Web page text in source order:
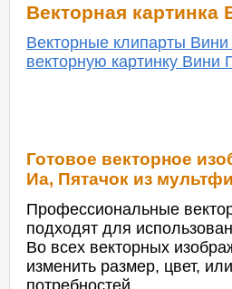
Векторная
Векторные клипарты
векторную картинку
Готовое векторное
Иа, Пятачок из
Профессиональные
подходят для
Во всех векторных
изменить размер, цвет,
потребностей.